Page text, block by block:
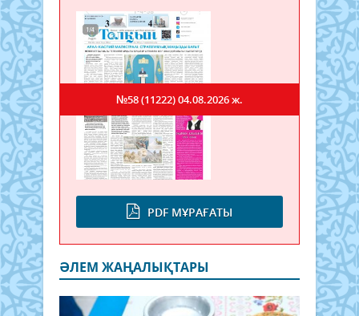
PDF МҰРАҒАТЫ
№58 (11222)04.08.2026 ж.
ӘЛЕМ ЖАҢАЛЫҚТАРЫ